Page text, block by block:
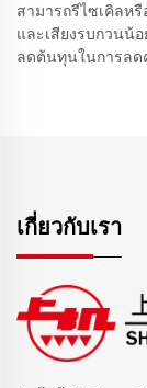
สามารถรีไซเคิลห
และเสียงรบกวนน้
ลดต้นทุนในการลด
เกี่ยวกับเรา